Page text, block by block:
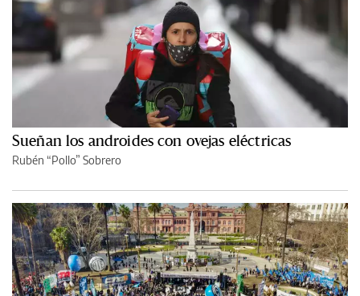
Sueñan los androides con ovejas eléctricas
Rubén “Pollo” Sobrero